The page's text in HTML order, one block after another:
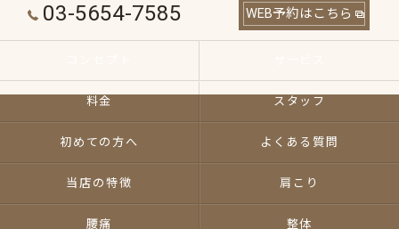
03-5654-7585 WEB予約はこちら
料金 スタッフ
初めての方へ よくある質問
当店の特徴 肩こり
腰痛 整体